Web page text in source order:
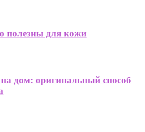
полезны для кожи
на дом: оригинальный способ